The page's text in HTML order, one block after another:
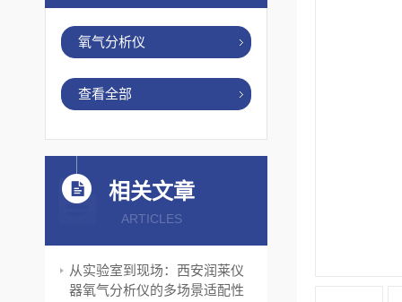
氧气分析仪
查看全部
相关文章
ARTICLES
从实验室到现场：西安润莱仪
器氧气分析仪的多场景适配性